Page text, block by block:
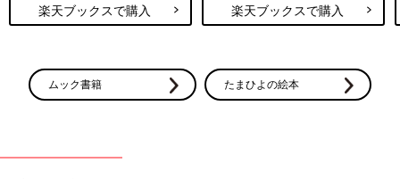
楽天ブックスで購入 楽天ブックスで購入
ムック書籍 たまひよの絵本